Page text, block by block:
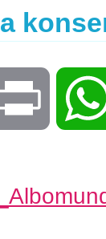
Print